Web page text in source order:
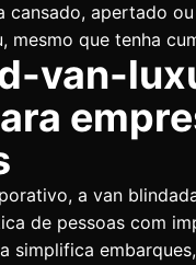
cansado, apertado
mesmo que tenha
van-
a van
de pessoas com
simplifica